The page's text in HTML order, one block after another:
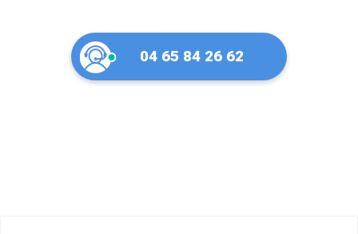
04 65 84 26 62